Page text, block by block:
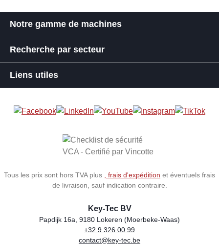
Notre gamme de machines
Recherche par secteur
Liens utiles
Tous les prix sont hors TVA plus , frais d'expédition et éventuels frais
de livraison, sauf indication contraire.
Store name
Key-Tec BV
Address
Papdijk 16a, 9180 Lokeren (Moerbeke-Waas)
Phone
+32 9 326 00 99
Email
contact@key-tec.be
VAT number